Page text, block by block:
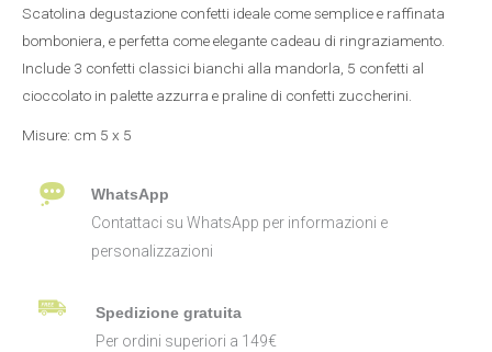
Scatolina degustazione confetti ideale come semplice e raffinata
bomboniera, e perfetta come elegante cadeau di ringraziamento.
Include 3 confetti classici bianchi alla mandorla, 5 confetti al
cioccolato in palette azzurra e praline di confetti zuccherini.
Misure: cm 5 x 5
WhatsApp
Contattaci su WhatsApp per informazioni e
personalizzazioni
Spedizione gratuita
Per ordini superiori a 149€
quantità